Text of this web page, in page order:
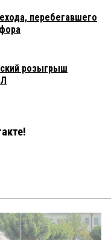
перебегавшего
розыгрыш